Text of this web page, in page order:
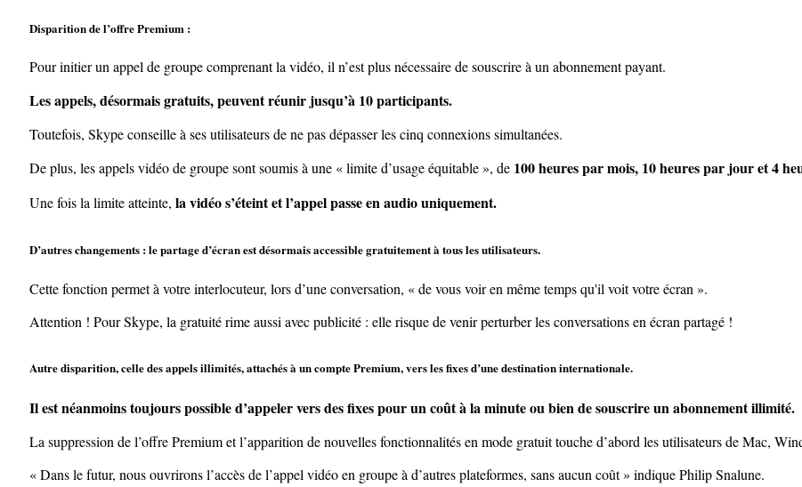
Disparition de l’offre Premium :
Pour initier un appel de groupe comprenant la vidéo, il n’est plus nécessaire de souscrire à un abonnement payant.
Les appels, désormais gratuits, peuvent réunir jusqu’à 10 participants.
Toutefois, Skype conseille à ses utilisateurs de ne pas dépasser les cinq connexions simultanées.
De plus, les appels vidéo de groupe sont soumis à une « limite d’usage équitable », de 100 heures par mois, 10 heures par jour et 4
Une fois la limite atteinte, la vidéo s’éteint et l’appel passe en audio uniquement.
D’autres changements : le partage d’écran est désormais accessible gratuitement à tous les utilisateurs.
Cette fonction permet à votre interlocuteur, lors d’une conversation, « de vous voir en même temps qu'il voit votre écran ».
Attention ! Pour Skype, la gratuité rime aussi avec publicité : elle risque de venir perturber les conversations en écran partagé !
Autre disparition, celle des appels illimités, attachés à un compte Premium, vers les fixes d’une destination internationale.
Il est néanmoins toujours possible d’appeler vers des fixes pour un coût à la minute ou bien de souscrire un abonnement illimité.
La suppression de l’offre Premium et l’apparition de nouvelles fonctionnalités en mode gratuit touche d’abord les utilisateurs de Mac,
« Dans le futur, nous ouvrirons l’accès de l’appel vidéo en groupe à d’autres plateformes, sans aucun coût » indique Philip Snalune.